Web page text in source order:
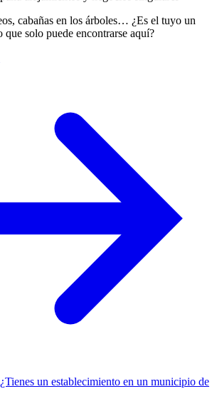
cabañas en los árboles… ¿Es el tuyo un
solo puede encontrarse aquí?
¿Tienes un establecimiento en un municipio de